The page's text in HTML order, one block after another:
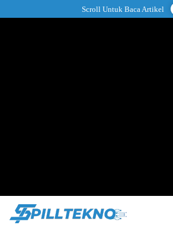
ke
Scroll Untuk Baca Artikel